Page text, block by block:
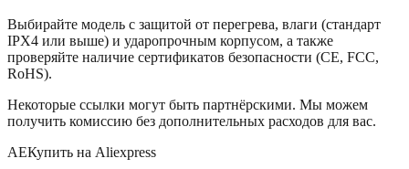
Выбирайте модель с защитой от перегрева, влаги (стандарт
IPX4 или выше) и ударопрочным корпусом, а также
проверяйте наличие сертификатов безопасности (CE, FCC,
RoHS).
Некоторые ссылки могут быть партнёрскими. Мы можем
получить комиссию без дополнительных расходов для вас.
AEКупить на Aliexpress